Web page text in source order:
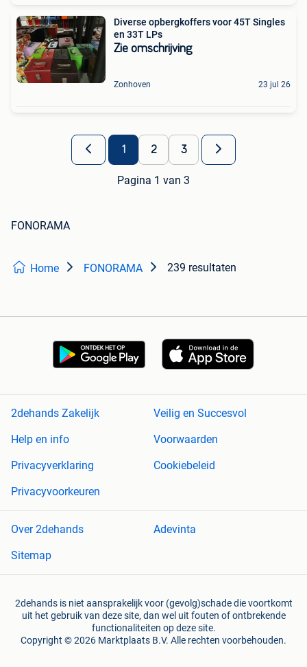
Diverse opbergkoffers voor 45T Singles
en 33T LPs
Zie omschrijving
Zonhoven 23 jul 26
1 2 3
Pagina 1 van 3
FONORAMA
Home FONORAMA 239 resultaten
2dehands Zakelijk
Veilig en Succesvol
Help en info
Voorwaarden
Privacyverklaring
Cookiebeleid
Privacyvoorkeuren
Over 2dehands
Adevinta
Sitemap
2dehands is niet aansprakelijk voor (gevolg)schade die voortkomt
uit het gebruik van deze site, dan wel uit fouten of ontbrekende
functionaliteiten op deze site.
Copyright © 2026 Marktplaats B.V. Alle rechten voorbehouden.